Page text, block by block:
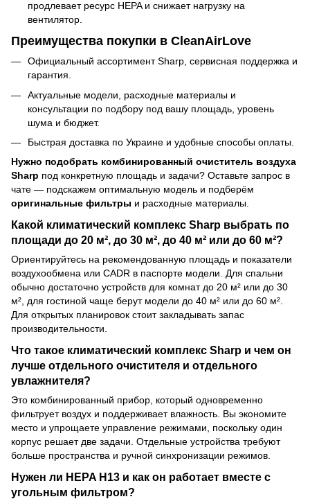
продлевает ресурс HEPA и снижает нагрузку на
вентилятор.
Преимущества покупки в CleanAirLove
Официальный ассортимент Sharp, сервисная поддержка и
гарантия.
Актуальные модели, расходные материалы и
консультации по подбору под вашу площадь, уровень
шума и бюджет.
Быстрая доставка по Украине и удобные способы оплаты.
Нужно подобрать комбинированный очиститель воздуха
Sharp под конкретную площадь и задачи? Оставьте запрос в
чате — подскажем оптимальную модель и подберём
оригинальные фильтры и расходные материалы.
Какой климатический комплекс Sharp выбрать по
площади до 20 м², до 30 м², до 40 м² или до 60 м²?
Ориентируйтесь на рекомендованную площадь и показатели
воздухообмена или CADR в паспорте модели. Для спальни
обычно достаточно устройств для комнат до 20 м² или до 30
м², для гостиной чаще берут модели до 40 м² или до 60 м².
Для открытых планировок стоит закладывать запас
производительности.
Что такое климатический комплекс Sharp и чем он
лучше отдельного очистителя и отдельного
увлажнителя?
Это комбинированный прибор, который одновременно
фильтрует воздух и поддерживает влажность. Вы экономите
место и упрощаете управление режимами, поскольку один
корпус решает две задачи. Отдельные устройства требуют
больше пространства и ручной синхронизации режимов.
Нужен ли HEPA H13 и как он работает вместе с
угольным фильтром?